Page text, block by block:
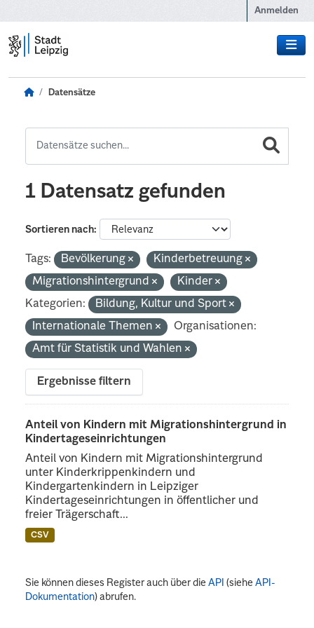
Anmelden
Datensätze
1 Datensatz gefunden
Sortieren nach
Tags: Bevölkerung
Kinderbetreuung
Migrationshintergrund
Kinder
Kategorien:
Bildung, Kultur und Sport
Internationale Themen
Organisationen:
Amt für Statistik und Wahlen
Ergebnisse filtern
Anteil von Kindern mit Migrationshintergrund in
Kindertageseinrichtungen
Anteil von Kindern mit Migrationshintergrund
unter Kinderkrippenkindern und
Kindergartenkindern in Leipziger
Kindertageseinrichtungen in öffentlicher und
freier Trägerschaft...
CSV
Sie können dieses Register auch über dieAPI (sieheAPI-
Dokumentation) abrufen.